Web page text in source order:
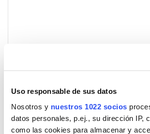
Uso responsable de sus datos
Nosotros y nuestros 1022 socios
datos personales, p.ej., su dirección IP,
como las cookies para almacenar y
Correo